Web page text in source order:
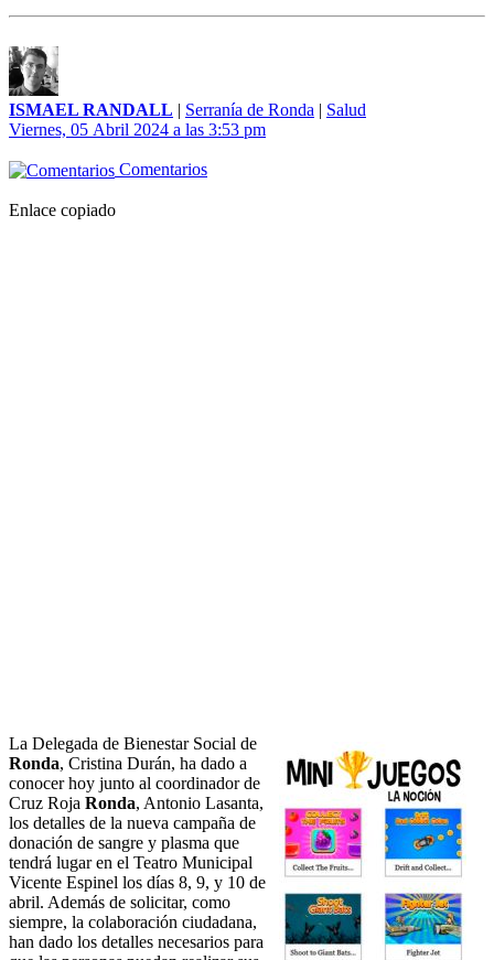
ISMAEL RANDALL | Serranía de Ronda | Salud
Viernes, 05 Abril 2024 a las 3:53 pm
Comentarios
Enlace copiado
La Delegada de Bienestar Social de
Ronda, Cristina Durán, ha dado a
conocer hoy junto al coordinador de
Cruz Roja Ronda, Antonio Lasanta,
los detalles de la nueva campaña de
donación de sangre y plasma que
tendrá lugar en el Teatro Municipal
Vicente Espinel los días 8, 9, y 10 de
abril. Además de solicitar, como
siempre, la colaboración ciudadana,
han dado los detalles necesarios para